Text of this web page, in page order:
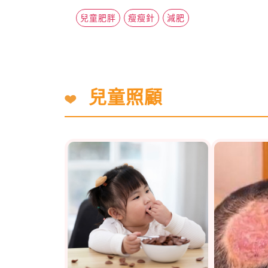
兒童肥胖 瘦瘦針 減肥
兒童照顧